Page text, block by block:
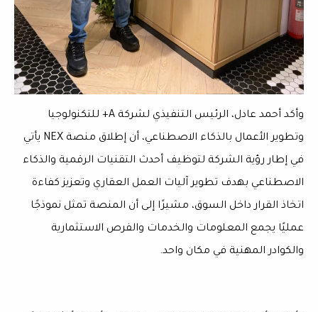
وأكد أحمد عادل، الرئيس التنفيذي لشركة A+ للتكنولوجيا
وتطوير الأعمال بالذكاء الاصطناعي، أن إطلاق منصة NEX يأتي
في إطار رؤية الشركة لتوظيف أحدث التقنيات الرقمية والذكاء
الاصطناعي بهدف تطوير آليات العمل العقاري وتعزيز كفاءة
اتخاذ القرار داخل السوق، مشيرًا إلى أن المنصة تمثل نموذجًا
عمليًا يجمع المعلومات والخدمات والفرص الاستثمارية
والكوادر المهنية في مكان واحد.